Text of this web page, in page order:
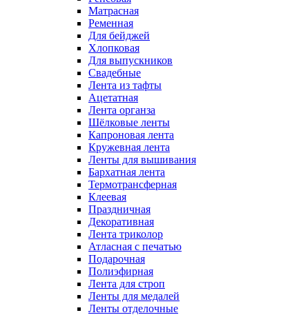
Матрасная
Ременная
Для бейджей
Хлопковая
Для выпускников
Свадебные
Лента из тафты
Ацетатная
Лента органза
Шёлковые ленты
Капроновая лента
Кружевная лента
Ленты для вышивания
Бархатная лента
Термотрансферная
Клеевая
Праздничная
Декоративная
Лента триколор
Атласная с печатью
Подарочная
Полиэфирная
Лента для строп
Ленты для медалей
Ленты отделочные